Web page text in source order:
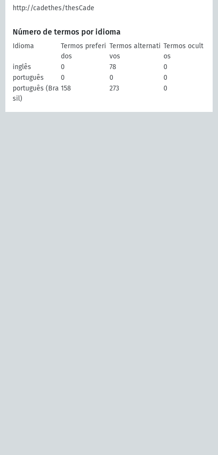
http://cadethes/thesCade
Número de termos por idioma
Idioma
Termos preferi
dos
Termos alternati
vos
Termos ocult
os
inglês
0 78
0
português
0 0
0
português (Bra
sil)
158 273 0